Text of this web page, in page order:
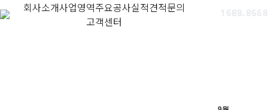
회사소개사업영역주요공사실적견적문의
고객센터